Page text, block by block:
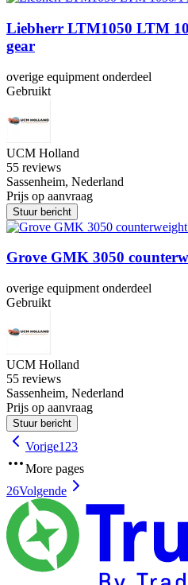
Liebherr LTM1050 LTM
gear
overige equipment onderdeel
Gebruikt
UCM Holland
55 reviews
Sassenheim, Nederland
Prijs op aanvraag
Stuur bericht
Grove GMK 3050
overige equipment onderdeel
Gebruikt
UCM Holland
55 reviews
Sassenheim, Nederland
Prijs op aanvraag
Stuur bericht
Vorige1 23
More pages
26Volgende